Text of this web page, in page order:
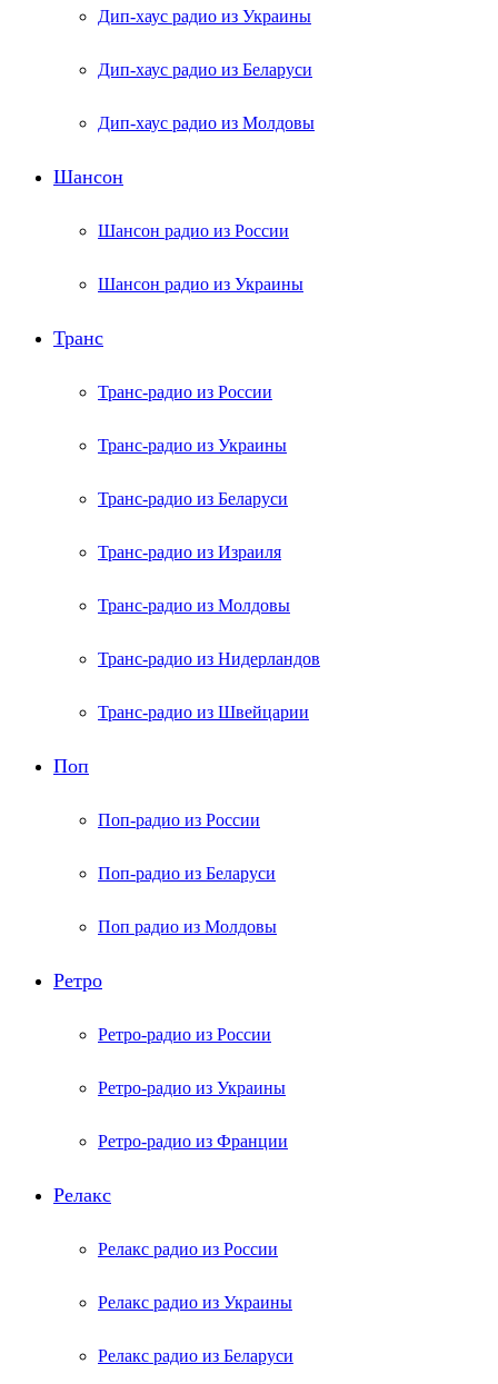
Дип-хаус радио из Украины
Дип-хаус радио из Беларуси
Дип-хаус радио из Молдовы
Шансон
Шансон радио из России
Шансон радио из Украины
Транс
Транс-радио из России
Транс-радио из Украины
Транс-радио из Беларуси
Транс-радио из Израиля
Транс-радио из Молдовы
Транс-радио из Нидерландов
Транс-радио из Швейцарии
Поп
Поп-радио из России
Поп-радио из Беларуси
Поп радио из Молдовы
Ретро
Ретро-радио из России
Ретро-радио из Украины
Ретро-радио из Франции
Релакс
Релакс радио из России
Релакс радио из Украины
Релакс радио из Беларуси